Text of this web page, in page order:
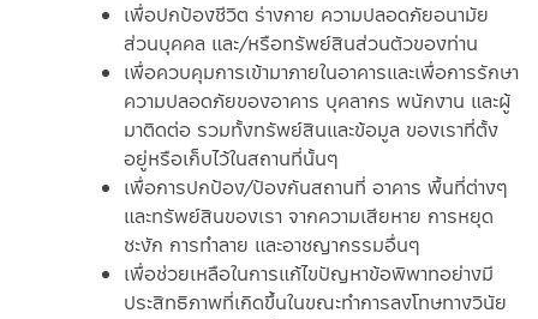
เพื่อปกป้องชีวิต ร่างกาย ความปลอดภัยอนามัย
ส่วนบุคคล และ/หรือทรัพย์สินส่วนตัวของท่าน
เพื่อควบคุมการเข้ามาภายในอาคารและเพื่อการรักษา
ความปลอดภัยของอาคาร บุคลากร พนักงาน และผู้
มาติดต่อ รวมทั้งทรัพย์สินและข้อมูล ของเราที่ตั้ง
อยู่หรือเก็บไว้ในสถานที่นั้นๆ
เพื่อการปกป้อง/ป้องกันสถานที่ อาคาร พื้นที่ต่างๆ
และทรัพย์สินของเรา จากความเสียหาย การหยุด
ชะงัก การทำลาย และอาชญากรรมอื่นๆ
เพื่อช่วยเหลือในการแก้ไขปัญหาข้อพิพาทอย่างมี
ประสิทธิภาพที่เกิดขึ้นในขณะทำการลงโทษทางวินัย